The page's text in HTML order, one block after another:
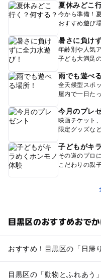
夏休みどこ
今から準備！
おすすめ遊び
暑さに負け
年齢別や人気
子ども大満足
雨でも遊べ
全天候型スポ
屋内で一日た
今月のプレ
映画チケット
限定グッズな
子どもがキ
その道のプロ
こだわりの親
目黒区のおすすめおで
おすすめ！目黒区の「日帰
目黒区の「動物とふれあう